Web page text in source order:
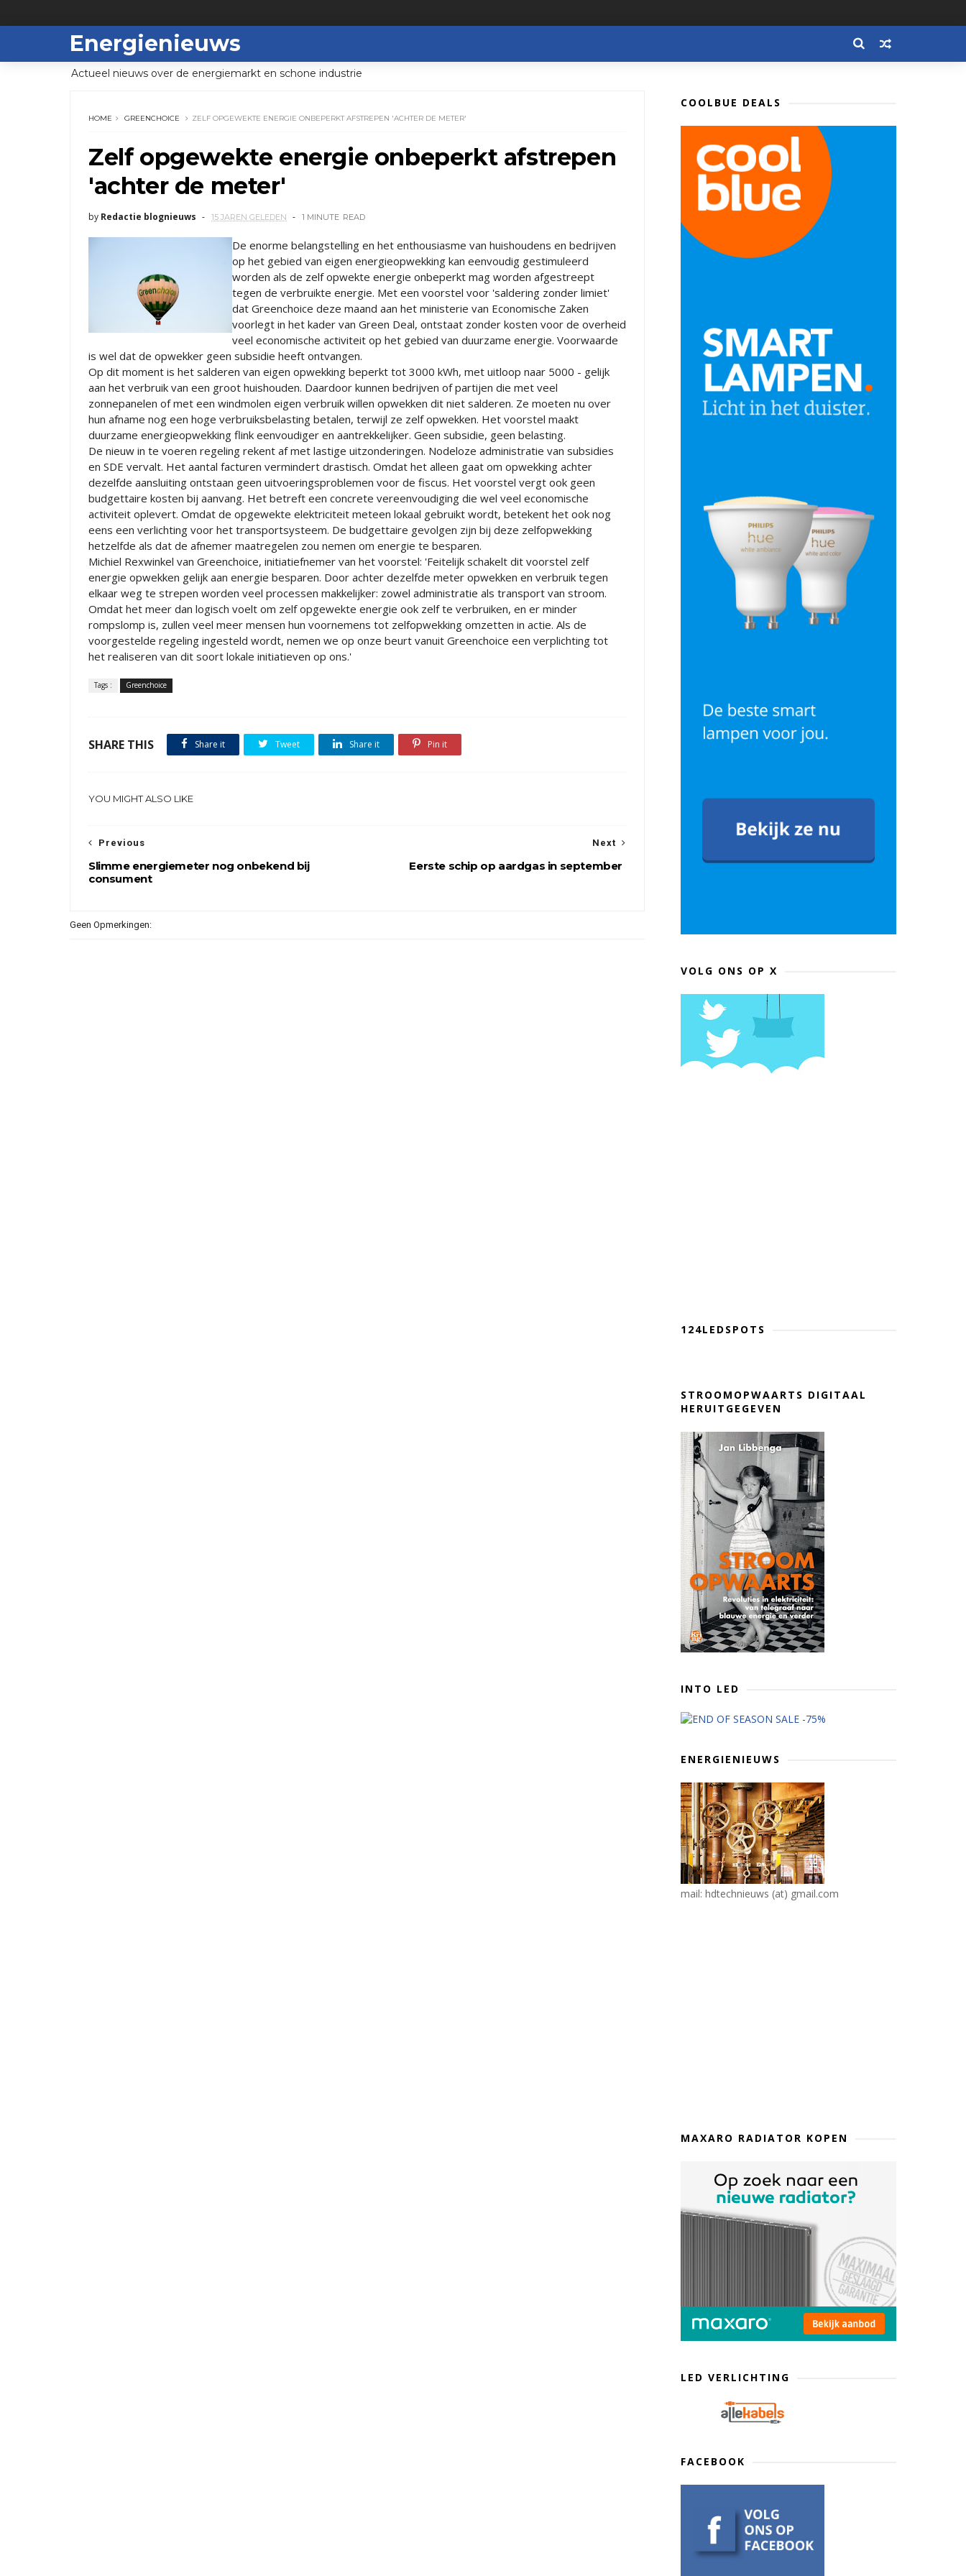
Energienieuws
Actueel nieuws over de energiemarkt en schone industrie
HOME GREENCHOICE ZELF OPGEWEKTE ENERGIE ONBEPERKT AFSTREPEN 'ACHTER DE METER'
Zelf opgewekte energie onbeperkt afstrepen
'achter de meter'
by Redactie blognieuws 15 JAREN GELEDEN 1 MINUTE READ
De enorme belangstelling en het enthousiasme van huishoudens en bedrijven
op het gebied van eigen energieopwekking kan eenvoudig gestimuleerd
worden als de zelf opwekte energie onbeperkt mag worden afgestreept
tegen de verbruikte energie. Met een voorstel voor 'saldering zonder limiet'
dat Greenchoice deze maand aan het ministerie van Economische Zaken
voorlegt in het kader van Green Deal, ontstaat zonder kosten voor de overheid
veel economische activiteit op het gebied van duurzame energie. Voorwaarde
is wel dat de opwekker geen subsidie heeft ontvangen.
Op dit moment is het salderen van eigen opwekking beperkt tot 3000 kWh, met uitloop naar 5000 - gelijk
aan het verbruik van een groot huishouden. Daardoor kunnen bedrijven of partijen die met veel
zonnepanelen of met een windmolen eigen verbruik willen opwekken dit niet salderen. Ze moeten nu over
hun afname nog een hoge verbruiksbelasting betalen, terwijl ze zelf opwekken. Het voorstel maakt
duurzame energieopwekking flink eenvoudiger en aantrekkelijker. Geen subsidie, geen belasting.
De nieuw in te voeren regeling rekent af met lastige uitzonderingen. Nodeloze administratie van subsidies
en SDE vervalt. Het aantal facturen vermindert drastisch. Omdat het alleen gaat om opwekking achter
dezelfde aansluiting ontstaan geen uitvoeringsproblemen voor de fiscus. Het voorstel vergt ook geen
budgettaire kosten bij aanvang. Het betreft een concrete vereenvoudiging die wel veel economische
activiteit oplevert. Omdat de opgewekte elektriciteit meteen lokaal gebruikt wordt, betekent het ook nog
eens een verlichting voor het transportsysteem. De budgettaire gevolgen zijn bij deze zelfopwekking
hetzelfde als dat de afnemer maatregelen zou nemen om energie te besparen.
Michiel Rexwinkel van Greenchoice, initiatiefnemer van het voorstel: 'Feitelijk schakelt dit voorstel zelf
energie opwekken gelijk aan energie besparen. Door achter dezelfde meter opwekken en verbruik tegen
elkaar weg te strepen worden veel processen makkelijker: zowel administratie als transport van stroom.
Omdat het meer dan logisch voelt om zelf opgewekte energie ook zelf te verbruiken, en er minder
rompslomp is, zullen veel meer mensen hun voornemens tot zelfopwekking omzetten in actie. Als de
voorgestelde regeling ingesteld wordt, nemen we op onze beurt vanuit Greenchoice een verplichting tot
het realiseren van dit soort lokale initiatieven op ons.'
Tags : Greenchoice
SHARE THIS Share it Tweet Share it Pin it
YOU MIGHT ALSO LIKE
Next
Eerste schip op aardgas in september
Previous
Slimme energiemeter nog onbekend bij
consument
Geen Opmerkingen:
COOLBUE DEALS
VOLG ONS OP X
124LEDSPOTS
STROOMOPWAARTS DIGITAAL
HERUITGEGEVEN
INTO LED
ENERGIENIEUWS
mail: hdtechnieuws (at) gmail.com
MAXARO RADIATOR KOPEN
LED VERLICHTING
FACEBOOK